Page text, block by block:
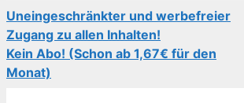
Uneingeschränkter und werbefreier
Zugang zu allen Inhalten!
Kein Abo! (Schon ab 1,67€ für den
Monat)